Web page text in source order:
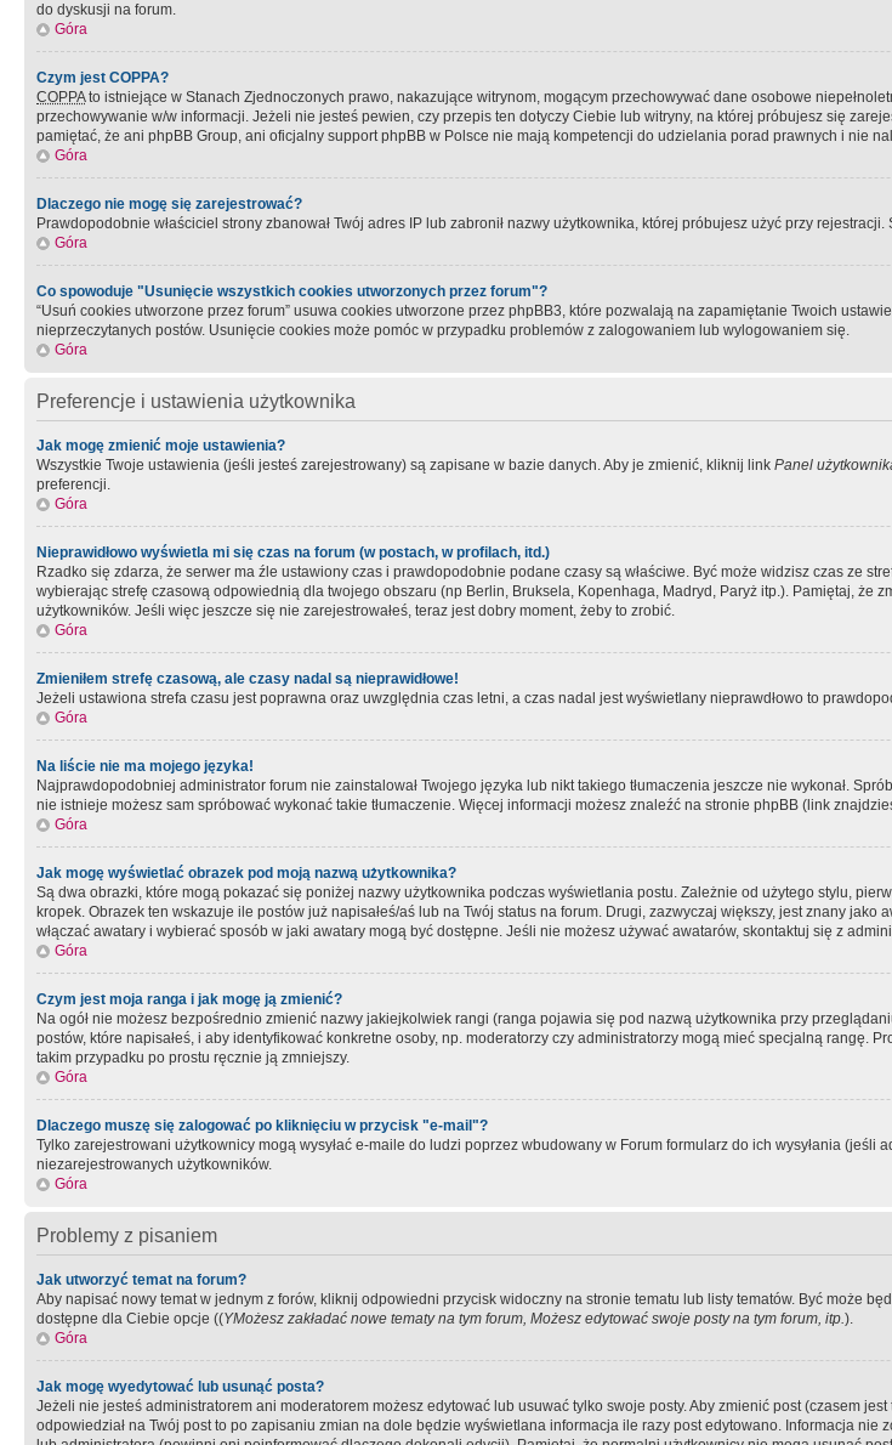
do dyskusji na forum.
Góra
Czym jest COPPA?
COPPAto istniejące w Stanach Zjednoczonych prawo, nakazujące witrynom, mogącym przechowywać dane osobowe
przechowywanie w/w informacji. Jeżeli nie jesteś pewien, czy przepis ten dotyczy Ciebie lub witryny, na której próbujesz się
pamiętać, że ani phpBB Group, ani oficjalny support phpBB w Polsce nie mają kompetencji do udzielania porad prawnych i nie
Góra
Dlaczego nie mogę się zarejestrować?
Prawdopodobnie właściciel strony zbanował Twój adres IP lub zabronił nazwy użytkownika, której próbujesz użyć przy
Góra
Co spowoduje "Usunięcie wszystkich cookies utworzonych przez forum"?
“Usuń cookies utworzone przez forum” usuwa cookies utworzone przez phpBB3, które pozwalają na zapamiętanie Twoich
nieprzeczytanych postów. Usunięcie cookies może pomóc w przypadku problemów z zalogowaniem lub wylogowaniem się.
Góra
Preferencje i ustawienia użytkownika
Jak mogę zmienić moje ustawienia?
Wszystkie Twoje ustawienia (jeśli jesteś zarejestrowany) są zapisane w bazie danych. Aby je zmienić, kliknij link Panel
preferencji.
Góra
Nieprawidłowo wyświetla mi się czas na forum (w postach, w profilach, itd.)
Rzadko się zdarza, że serwer ma źle ustawiony czas i prawdopodobnie podane czasy są właściwe. Być może widzisz czas ze
wybierając strefę czasową odpowiednią dla twojego obszaru (np Berlin, Bruksela, Kopenhaga, Madryd, Paryż itp.). Pamiętaj, że
użytkowników. Jeśli więc jeszcze się nie zarejestrowałeś, teraz jest dobry moment, żeby to zrobić.
Góra
Zmieniłem strefę czasową, ale czasy nadal są nieprawidłowe!
Jeżeli ustawiona strefa czasu jest poprawna oraz uwzględnia czas letni, a czas nadal jest wyświetlany nieprawdłowo to
Góra
Na liście nie ma mojego języka!
Najprawdopodobniej administrator forum nie zainstalował Twojego języka lub nikt takiego tłumaczenia jeszcze nie wykonał.
nie istnieje możesz sam spróbować wykonać takie tłumaczenie. Więcej informacji możesz znaleźć na stronie phpBB (link
Góra
Jak mogę wyświetlać obrazek pod moją nazwą użytkownika?
Są dwa obrazki, które mogą pokazać się poniżej nazwy użytkownika podczas wyświetlania postu. Zależnie od użytego stylu,
kropek. Obrazek ten wskazuje ile postów już napisałeś/aś lub na Twój status na forum. Drugi, zazwyczaj większy, jest znany
włączać awatary i wybierać sposób w jaki awatary mogą być dostępne. Jeśli nie możesz używać awatarów, skontaktuj się z
Góra
Czym jest moja ranga i jak mogę ją zmienić?
Na ogół nie możesz bezpośrednio zmienić nazwy jakiejkolwiek rangi (ranga pojawia się pod nazwą użytkownika przy
postów, które napisałeś, i aby identyfikować konkretne osoby, np. moderatorzy czy administratorzy mogą mieć specjalną rangę.
takim przypadku po prostu ręcznie ją zmniejszy.
Góra
Dlaczego muszę się zalogować po kliknięciu w przycisk "e-mail"?
Tylko zarejestrowani użytkownicy mogą wysyłać e-maile do ludzi poprzez wbudowany w Forum formularz do ich wysyłania
niezarejestrowanych użytkowników.
Góra
Problemy z pisaniem
Jak utworzyć temat na forum?
Aby napisać nowy temat w jednym z forów, kliknij odpowiedni przycisk widoczny na stronie tematu lub listy tematów. Być może
dostępne dla Ciebie opcje ((YMożesz zakładać nowe tematy na tym forum, Możesz edytować swoje posty na tym forum, itp.).
Góra
Jak mogę wyedytować lub usunąć posta?
Jeżeli nie jesteś administratorem ani moderatorem możesz edytować lub usuwać tylko swoje posty. Aby zmienić post (czasem
odpowiedział na Twój post to po zapisaniu zmian na dole będzie wyświetlana informacja ile razy post edytowano. Informacja